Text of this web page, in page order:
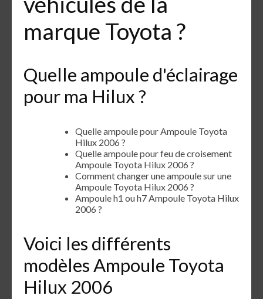
marque Toyota ?
Quelle ampoule d'éclairage
pour ma Hilux ?
Quelle ampoule pour Ampoule Toyota
Hilux 2006 ?
Quelle ampoule pour feu de croisement
Ampoule Toyota Hilux 2006 ?
Comment changer une ampoule sur une
Ampoule Toyota Hilux 2006 ?
Ampoule h1 ou h7 Ampoule Toyota Hilux
2006 ?
Voici les différents
modèles Ampoule Toyota
Hilux 2006